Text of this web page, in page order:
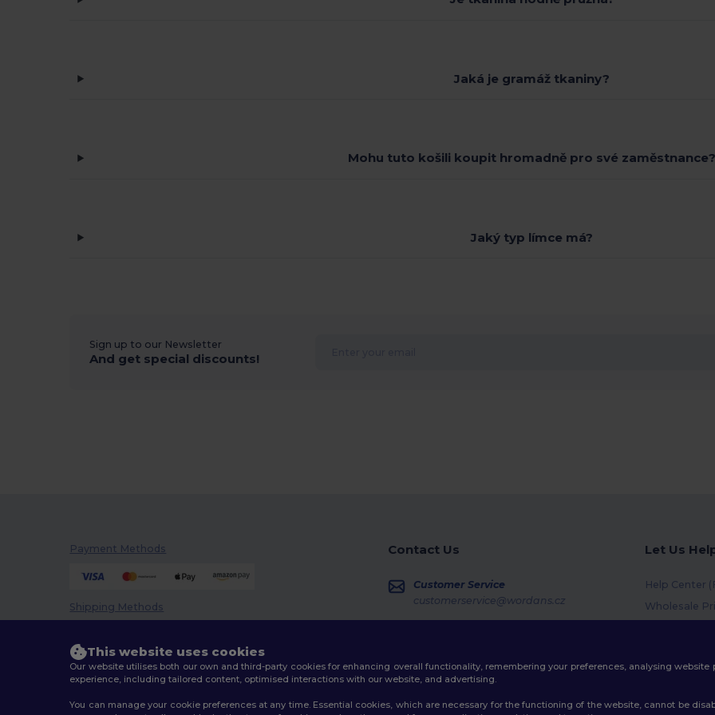
Jaká je gramáž tkaniny?
Mohu tuto košili koupit hromadně pro své zaměstnance?
Jaký typ límce má?
Sign up to our Newsletter
And get special discounts!
Payment Methods
Shipping Methods
Contact Us
Customer Service
customerservice@wordans.cz
Order Tracking
Let Us
Help Center
Wholesale
Coupon
This website uses cookies
Our website utilises both our own and third-party cookies for enhancing overall functionality, remembering your preferences, analysing
experience, including tailored content, optimised interactions with our website, and advertising.
You can manage your cookie preferences at any time. Essential cookies, which are necessary for the functioning of the website, cannot be